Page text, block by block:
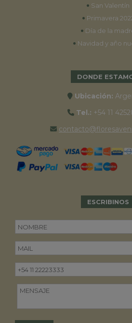
• San Valentín
• Primavera
• Día de la
• Navidad y año
DONDE
Ubicación:
Tel.: +54 11
ESCRIBINOS